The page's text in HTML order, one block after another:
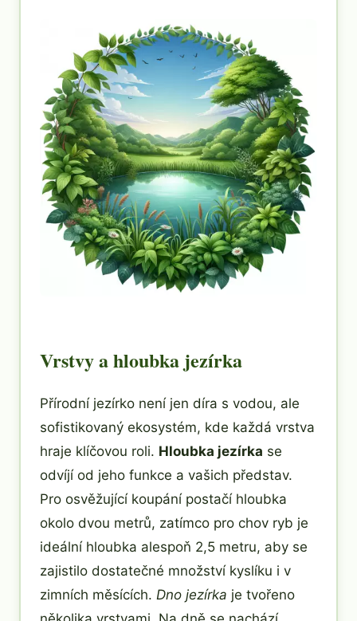
Vrstvy a hloubka jezírka
Přírodní jezírko není jen díra s vodou, ale
sofistikovaný ekosystém, kde každá vrstva
hraje klíčovou roli. Hloubka jezírka se
odvíjí od jeho funkce a vašich představ.
Pro osvěžující koupání postačí hloubka
okolo dvou metrů, zatímco pro chov ryb je
ideální hloubka alespoň 2,5 metru, aby se
zajistilo dostatečné množství kyslíku i v
zimních měsících. Dno jezírka je tvořeno